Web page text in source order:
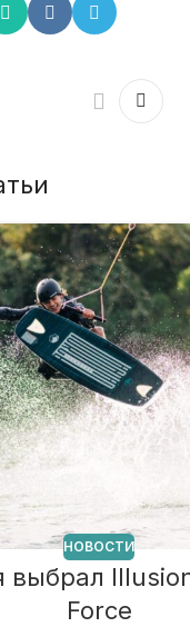
НОВОСТИ
выбрал
Force